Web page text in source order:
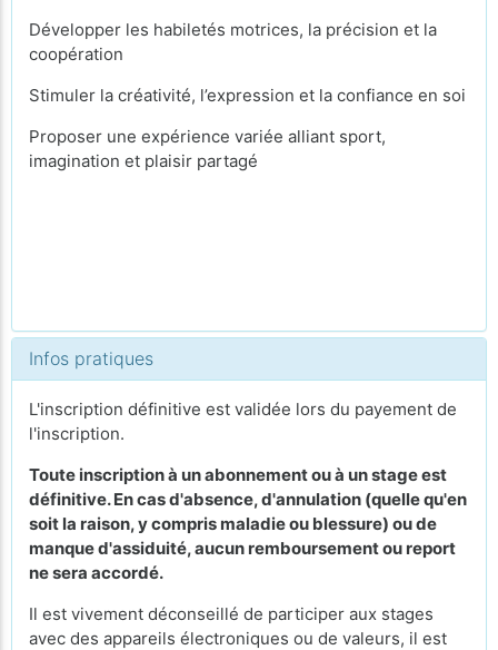
Développer les habiletés motrices, la précision et la
coopération
Stimuler la créativité, l’expression et la confiance en soi
Proposer une expérience variée alliant sport,
imagination et plaisir partagé
Infos pratiques
L'inscription définitive est validée lors du payement de
l'inscription.
Toute inscription à un abonnement ou à un stage est
définitive. En cas d'absence, d'annulation (quelle qu'en
soit la raison, y compris maladie ou blessure) ou de
manque d'assiduité, aucun remboursement ou report
ne sera accordé.
Il est vivement déconseillé de participer aux stages
avec des appareils électroniques ou de valeurs, il est